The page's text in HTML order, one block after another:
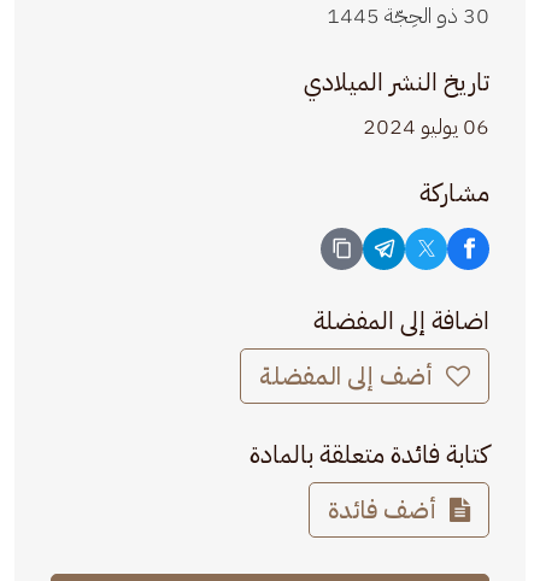
30 ذو الحِجّة 1445
تاريخ النشر الميلادي
06 يوليو 2024
مشاركة
اضافة إلى المفضلة
أضف إلى المفضلة
كتابة فائدة متعلقة بالمادة
أضف فائدة